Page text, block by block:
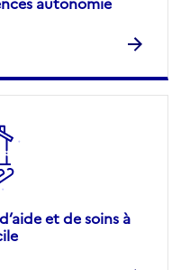
et de soins à